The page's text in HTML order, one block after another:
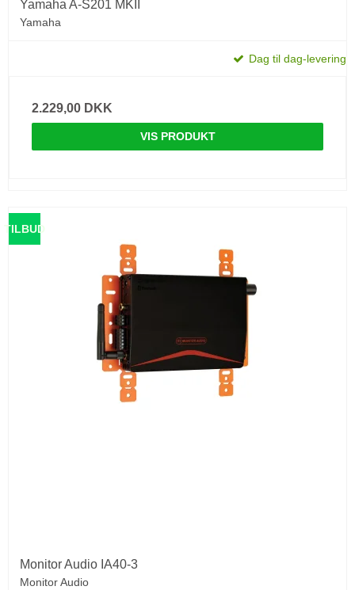
Yamaha A-S201 MKII
Yamaha
Dag til dag-levering
2.229,00 DKK
VIS PRODUKT
TILBUD
Monitor Audio IA40-3
Monitor Audio